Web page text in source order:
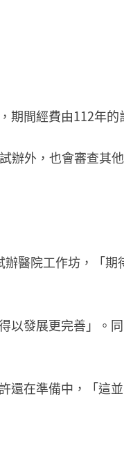
期間經費由112年的
辦外，也會審查其
醫院工作坊，「期
以發展更完善」。
還在準備中，「這